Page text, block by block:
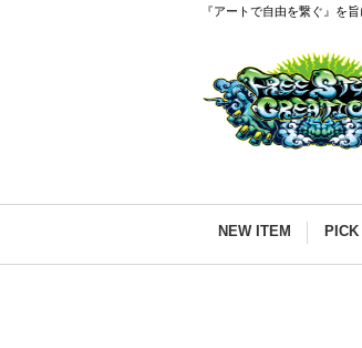
『アートで自由を繋ぐ』を
NEW ITEM